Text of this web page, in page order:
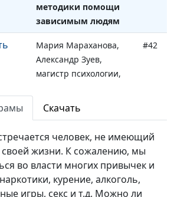
методики помощи
зависимым людям
Мария Мараханова,
Александр Зуев,
магистр психологии,
зависимым людям
#42
Мария Мараханова,
Александр Зуев,
#41
Скачать
человек, не имеющий
своей жизни. К сожалению, мы
во власти многих привычек и
курение, алкоголь,
игры, секс и т.д. Можно ли